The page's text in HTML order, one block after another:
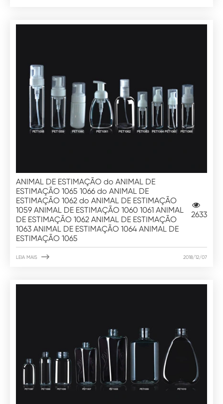
ANIMAL DE ESTIMAÇÃO do ANIMAL DE
ESTIMAÇÃO 1065 1066 do ANIMAL DE
ESTIMAÇÃO 1062 do ANIMAL DE ESTIMAÇÃO
1059 ANIMAL DE ESTIMAÇÃO 1060 1061 ANIMAL
DE ESTIMAÇÃO 1062 ANIMAL DE ESTIMAÇÃO
1063 ANIMAL DE ESTIMAÇÃO 1064 ANIMAL DE
ESTIMAÇÃO 1065
2633
LEIA MAIS  2018/12/07